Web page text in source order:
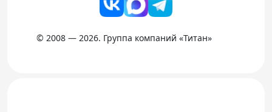
© 2008 — 2026. Группа компаний «Титан»